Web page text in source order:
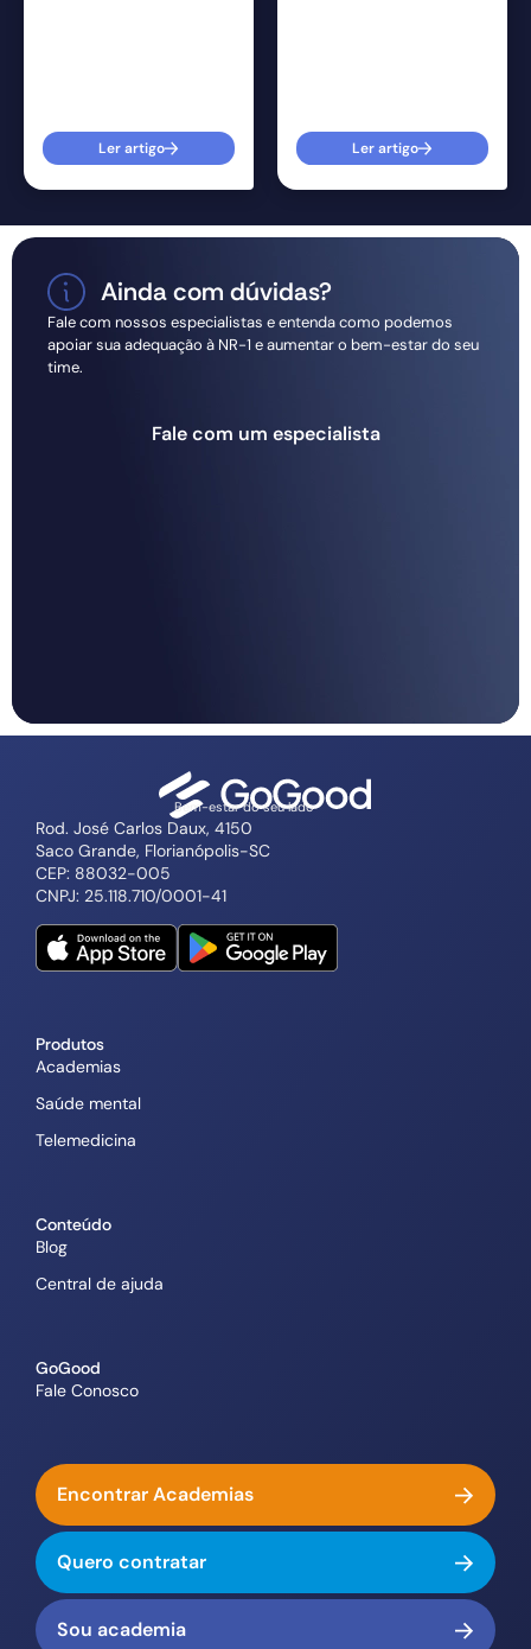
Ler artigo Ler artigo
Ainda com dúvidas?
Fale com nossos especialistas e entenda como podemos
apoiar sua adequação à NR-1 e aumentar o bem-estar do seu
time.
Fale com um especialista
Bem-estar do seu lado
Rod. José Carlos Daux, 4150
Saco Grande, Florianópolis-SC
CEP: 88032-005
CNPJ: 25.118.710/0001-41
Produtos
Academias
Saúde mental
Telemedicina
Conteúdo
Blog
Central de ajuda
GoGood
Fale Conosco
Encontrar Academias
Quero contratar
Sou academia